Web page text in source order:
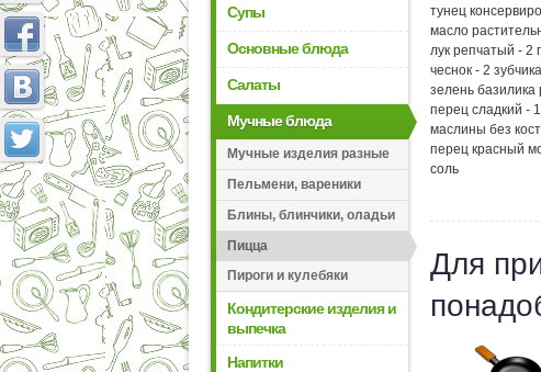
Супы
Основные блюда
Салаты
Мучные блюда
Мучные изделия разные
Пельмени, вареники
Блины, блинчики, оладьи
Пицца
Пироги и кулебяки
Кондитерские изделия и
выпечка
Напитки
тунец
масло
лук репчатый - 2
чеснок - 2 зубчика
зелень базилика
перец сладкий -
маслины без
перец красный
соль
Для